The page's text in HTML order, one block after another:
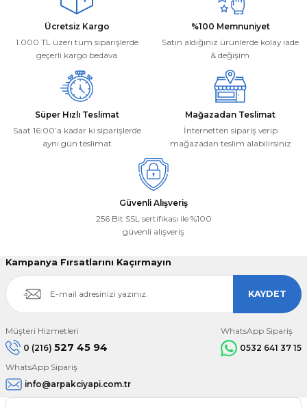
Ürün bilgilerinde hatalar bulunuyor.
Ürün fiyatı diğer sitelerden daha pahalı.
Bu ürüne benzer farklı alternatifler olmalı.
Deneyimini Paylaş
Ücretsiz Kargo
1.000 TL üzeri tüm siparişlerde
geçerli kargo bedava
%100 Memnuniyet
Satın aldığınız ürünlerde kolay iade
& değişim
Süper Hızlı Teslimat
Saat 16:00’a kadar ki siparişlerde
aynı gün teslimat
Mağazadan Teslimat
İnternetten sipariş verip
mağazadan teslim alabilirsiniz
Güvenli Alışveriş
256 Bit SSL sertifikası ile %100
güvenli alışveriş
Kampanya Fırsatlarını Kaçırmayın
KAYDET
Müşteri Hizmetleri
0 (216) 527 45 94
WhatsApp Sipariş
0532 641 37 15
WhatsApp Sipariş
info@arpakciyapi.com.tr